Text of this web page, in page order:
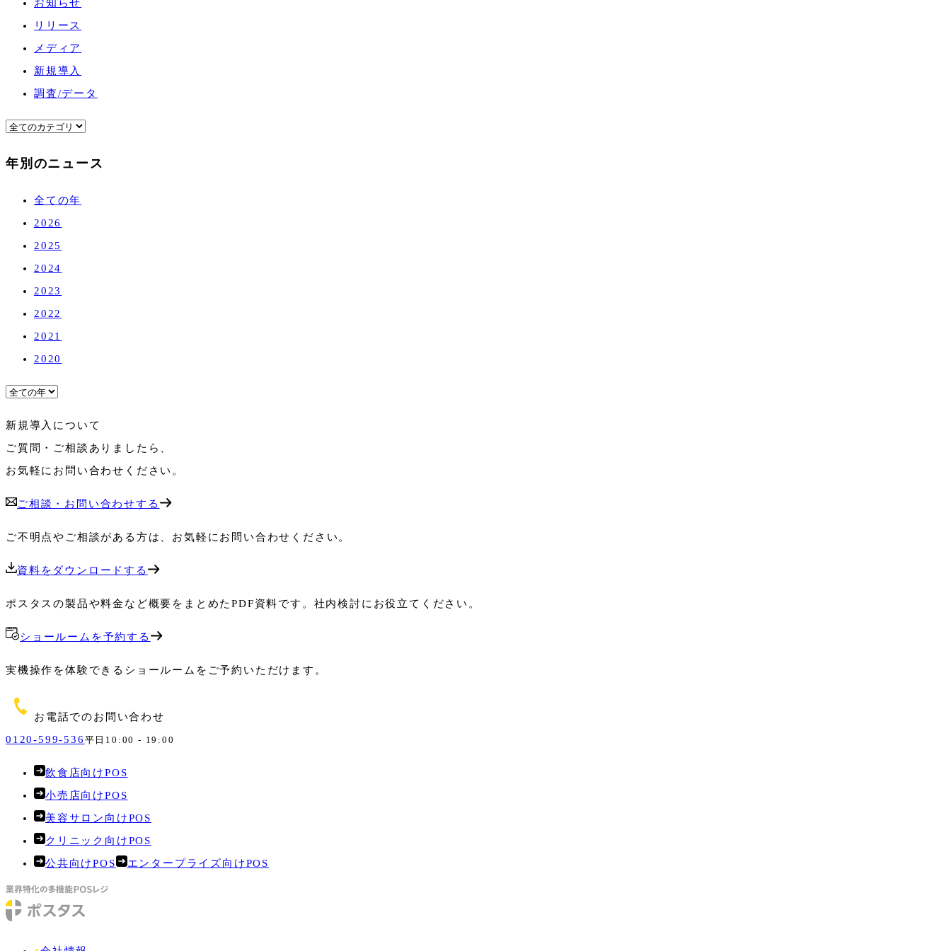
お知らせ
リリース
メディア
新規導入
調査/データ
年別のニュース
全ての年
2026
2025
2024
2023
2022
2021
2020
新規導入について
ご質問・ご相談ありましたら、
お気軽にお問い合わせください。
ご相談・お問い合わせする
ご不明点やご相談がある方は、お気軽にお問い合わせください。
資料をダウンロードする
ポスタスの製品や料金など概要をまとめたPDF資料です。社内検討にお役立てください。
ショールームを予約する
実機操作を体験できるショールームをご予約いただけます。
お電話でのお問い合わせ
0120-599-536 平日10:00 - 19:00
飲食店向けPOS
小売店向けPOS
美容サロン向けPOS
クリニック向けPOS
公共向けPOS
エンタープライズ向けPOS